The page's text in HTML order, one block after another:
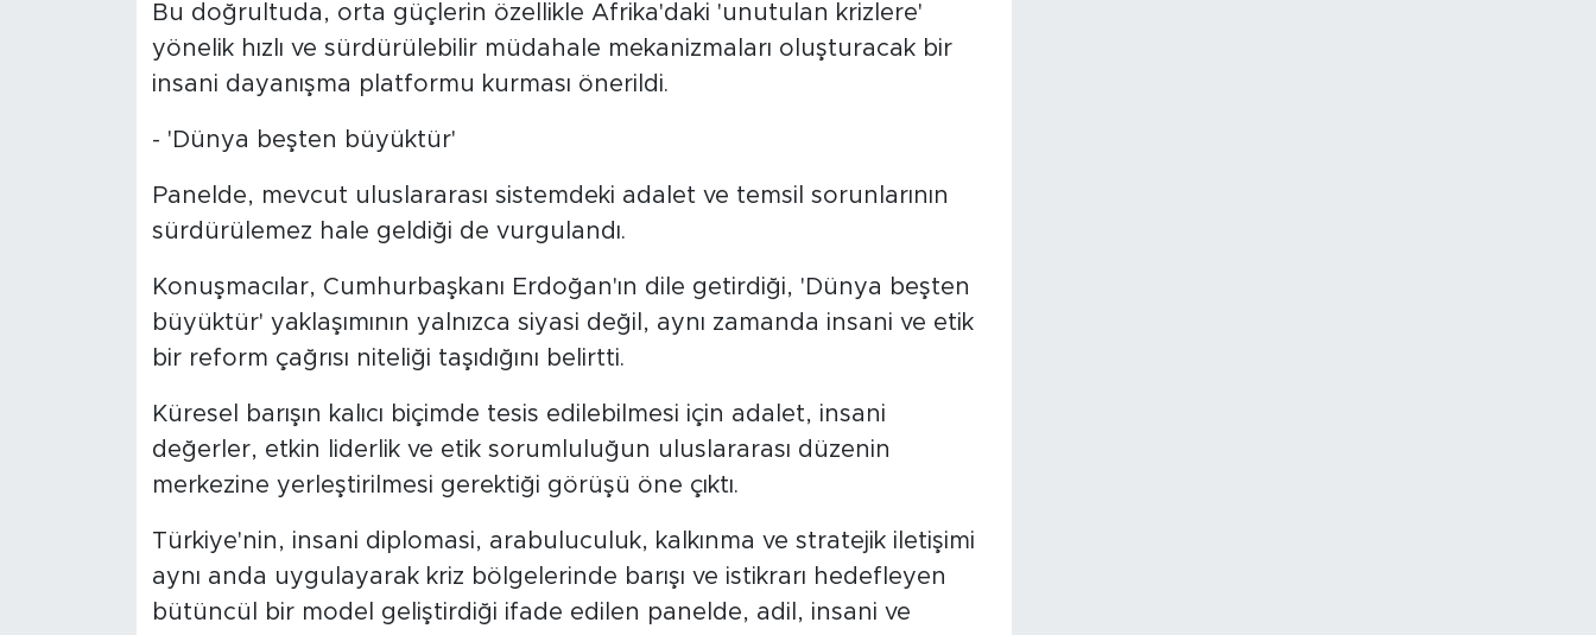
Bu doğrultuda, orta güçlerin özellikle Afrika'daki 'unutulan krizlere'
yönelik hızlı ve sürdürülebilir müdahale mekanizmaları oluşturacak bir
insani dayanışma platformu kurması önerildi.
- 'Dünya beşten büyüktür'
Panelde, mevcut uluslararası sistemdeki adalet ve temsil sorunlarının
sürdürülemez hale geldiği de vurgulandı.
Konuşmacılar, Cumhurbaşkanı Erdoğan'ın dile getirdiği, 'Dünya beşten
büyüktür' yaklaşımının yalnızca siyasi değil, aynı zamanda insani ve etik
bir reform çağrısı niteliği taşıdığını belirtti.
Küresel barışın kalıcı biçimde tesis edilebilmesi için adalet, insani
değerler, etkin liderlik ve etik sorumluluğun uluslararası düzenin
merkezine yerleştirilmesi gerektiği görüşü öne çıktı.
Türkiye'nin, insani diplomasi, arabuluculuk, kalkınma ve stratejik iletişimi
aynı anda uygulayarak kriz bölgelerinde barışı ve istikrarı hedefleyen
bütüncül bir model geliştirdiği ifade edilen panelde, adil, insani ve